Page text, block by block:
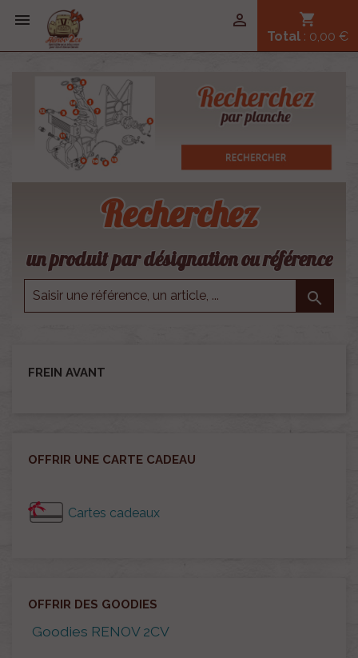
 shopping_cart
Total : 0,00 €

Recherchez
un produit par désignation ou référence

FREIN AVANT
OFFRIR UNE CARTE CADEAU
Cartes cadeaux
OFFRIR DES GOODIES
Goodies RENOV 2CV